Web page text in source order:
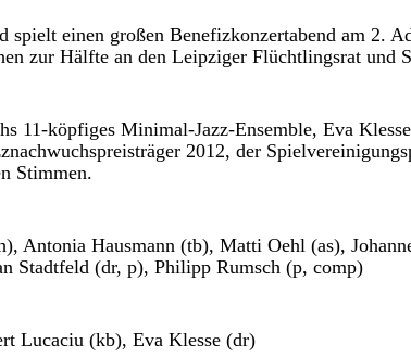
spielt einen großen Benefizkonzertabend am 2.
zur Hälfte an den Leipziger Flüchtlingsrat und
11-köpfiges Minimal-Jazz-Ensemble, Eva
2012, der
Stimmen.
Antonia Hausmann (tb), Matti Oehl (as),
Stadtfeld (dr, p), Philipp Rumsch (p, comp)
Lucaciu (kb), Eva Klesse (dr)